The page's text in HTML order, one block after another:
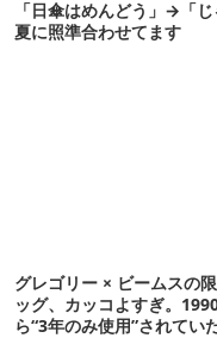
「日傘はめんどう」→「
夏に照準合わせてます
グレゴリー × ビームスの
ッグ、カッコよすぎ。
ら“3年のみ使用”されてい